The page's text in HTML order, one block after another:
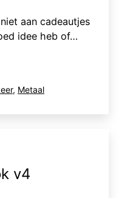
aan cadeautjes
idee heb of…
, Metaal
v4